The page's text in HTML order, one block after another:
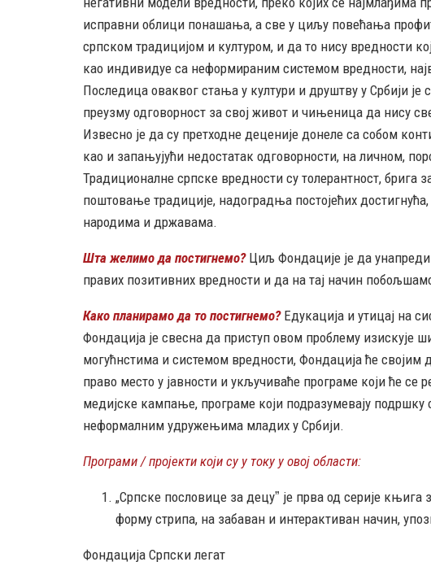
исправни облици понашања, а све у циљу повећања
српском традицијом и културом, и да то нису вредности
као индивидуе са неформираним системом вредности,
Последица оваквог стања у култури и друштву у Србији
преузму одговорност за свој живот и чињеница да нису
Извесно је да су претходне деценије донеле са собом
као и запањујући недостатак одговорности, на личном,
Традиционалне српске вредности су толерантност, брига
поштовање традиције, надоградња постојећих
народима и државама.
Шта желимо да постигнемо?Циљ Фондације је да
правих позитивних вредности и да на тај начин
Како планирамо да то постигнемо?Едукација и утицај на
Фондација је свесна да приступ овом проблему изискује
могућнстима и системом вредности, Фондација ће својим
право место у јавности и укључиваће програме који ће
медијске кампање, програме који подразумевају
неформалним удружењима младих у Србији.
Програми / пројекти који су у току у овој области:
„Српске пословице за децуˮ је прва од серије књига
форму стрипа, на забаван и интерактиван начин,
Фондација Српски легат
29 MAY
РОЂЕН ЈЕ ГЛУМАЦ МИЛУТИН МИЋА ТАТИЋ